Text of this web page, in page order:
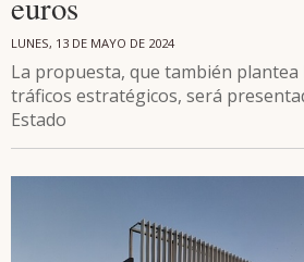
LUNES, 13 DE MAYO DE 2024
La propuesta, que también plantea
tráficos estratégicos, será
Estado